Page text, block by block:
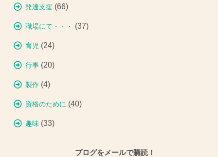
発達支援 (66)
職場にて・・・ (37)
育児 (24)
行事 (20)
製作 (4)
資格のために (40)
趣味 (33)
ブログをメールで購読！